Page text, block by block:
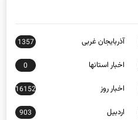
آذربایجان غربی 1357
اخبار استانها 0
اخبار روز 16152
اردبیل 903